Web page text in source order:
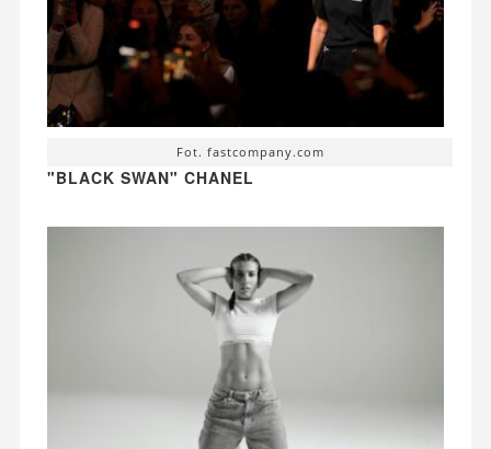
Fot. fastcompany.com
"BLACK SWAN" CHANEL